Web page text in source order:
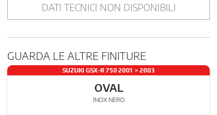
DATI TECNICI NON DISPONIBILI
GUARDA LE ALTRE FINITURE
SUZUKI GSX-R 750 2001 > 2003
OVAL
INOX NERO